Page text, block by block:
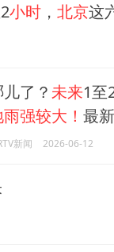
小时 ， 北京这
了？未来1至
强较大！ 最
新闻 2026-06-12